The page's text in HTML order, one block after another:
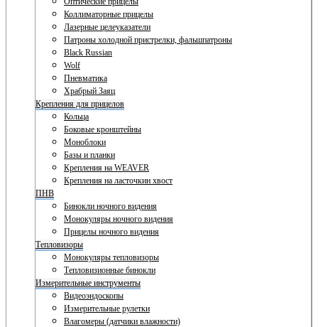
Коллиматорные прицелы
Лазерные целеуказатели
Патроны холодной пристрелки, фальшпатроны
Black Russian
Wolf
Пневматика
Храбрый Заяц
Крепления для прицелов
Кольца
Боковые кронштейны
Моноблоки
Базы и планки
Крепления на WEAVER
Крепления на ласточкин хвост
ПНВ
Бинокли ночного видения
Монокуляры ночного видения
Прицелы ночного видения
Тепловизоры
Монокуляры тепловизоры
Тепловизионные бинокли
Измерительные инструменты
Видеоэндоскопы
Измерительные рулетки
Влагомеры (датчики влажности)